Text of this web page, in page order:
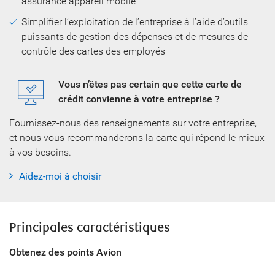
Simplifier l’exploitation de l’entreprise à l’aide d’outils
puissants de gestion des dépenses et de mesures de
contrôle des cartes des employés
Vous n’êtes pas certain que cette carte de
crédit convienne à votre entreprise ?
Fournissez-nous des renseignements sur votre entreprise,
et nous vous recommanderons la carte qui répond le mieux
à vos besoins.
Aidez-moi à choisir
Principales caractéristiques
Obtenez des points Avion